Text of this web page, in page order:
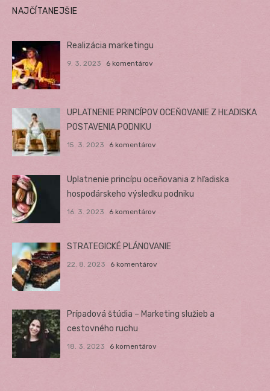
NAJČÍTANEJŠIE
Realizácia marketingu
9. 3. 2023 6 komentárov
UPLATNENIE PRINCÍPOV OCEŇOVANIE Z HĽADISKA
POSTAVENIA PODNIKU
15. 3. 2023 6 komentárov
Uplatnenie princípu oceňovania z hľadiska
hospodárskeho výsledku podniku
16. 3. 2023 6 komentárov
STRATEGICKÉ PLÁNOVANIE
22. 8. 2023 6 komentárov
Prípadová štúdia – Marketing služieb a
cestovného ruchu
18. 3. 2023 6 komentárov